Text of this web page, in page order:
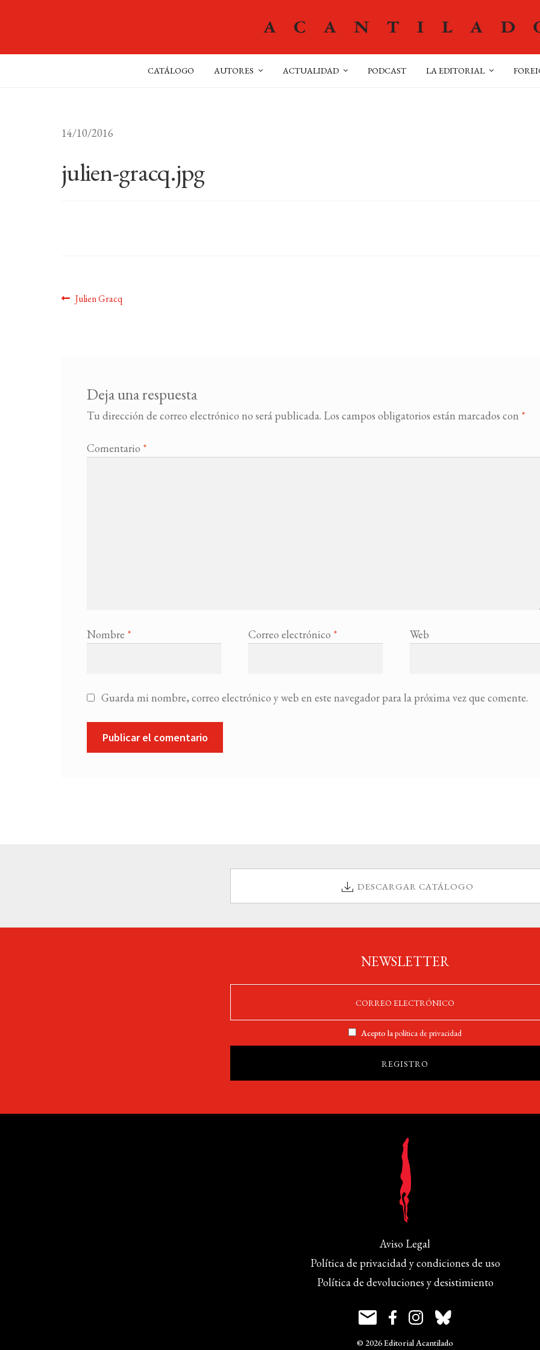
CATÁLOGO AUTORES ACTUALIDAD PODCAST LA EDITORIAL
14/10/2016
julien-gracq.jpg
Navegación
Anterior:
Julien Gracq
Deja una respuesta
Tu dirección de correo electrónico no será publicada. Los campos obligatorios están marcados con *
Comentario *
Nombre * Correo electrónico * Web
Guarda mi nombre, correo electrónico y web en este navegador para la próxima vez que comente.
DESCARGAR CATÁLOGO
NEWSLETTER
Acepto lapolítica de privacidad
Aviso Legal
Política de privacidad y condiciones de uso
Política de devoluciones y desistimiento
© 2026 Editorial Acantilado